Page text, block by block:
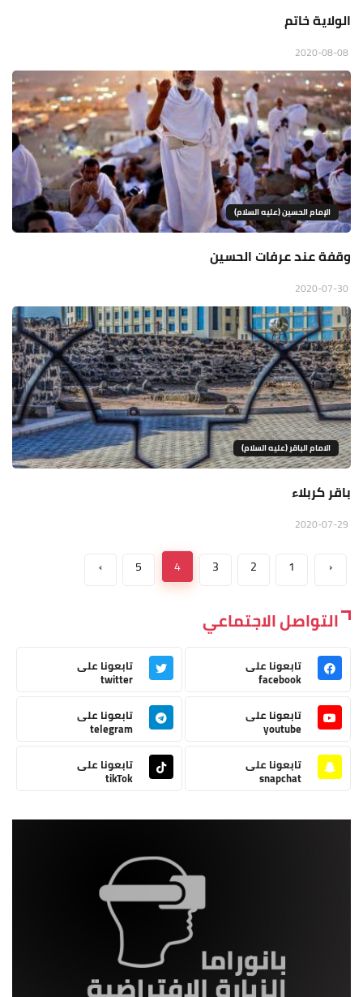
الولاية خاتم
الإمام الحسين (عليه السلام)
وقفة عند عرفات الحسين
الامام الباقر (عليه السلام)
باقر كربلاء
‹
1
2
3
4
5
›
التواصل الاجتماعي
تابعونا على
facebook
تابعونا على
twitter
تابعونا على
youtube
تابعونا على
telegram
تابعونا على
snapchat
تابعونا على
tikTok